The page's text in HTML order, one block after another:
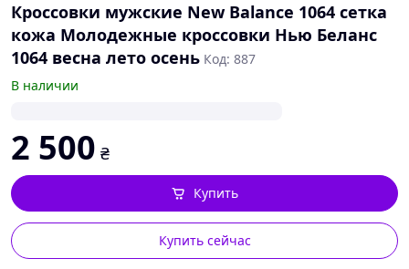
Кроссовки мужские New Balance 1064 сетка
кожа Молодежные кроссовки Нью Беланс
1064 весна лето осень Код: 887
В наличии
2 500 ₴
Купить сейчас
Купить